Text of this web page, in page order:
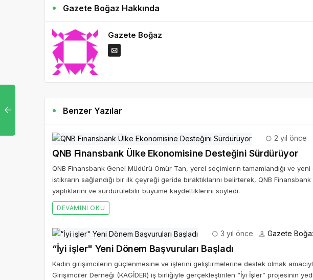
Gazete Boğaz Hakkında
Gazete Boğaz
Benzer Yazılar
2 yıl önce
QNB Finansbank Ülke Ekonomisine Desteğini Sürdürüyor
QNB Finansbank Genel Müdürü Ömür Tan, yerel seçimlerin tamamlandığı ve
istikrarın sağlandığı bir ilk çeyreği geride bıraktıklarını belirterek, QNB
yaptıklarını ve sürdürülebilir büyüme kaydettiklerini söyledi.
DEVAMINI OKU
3 yıl önce Gazete
“İyi işler" Yeni Dönem Başvuruları Başladı
Kadın girişimcilerin güçlenmesine ve işlerini geliştirmelerine destek olmak
Girişimciler Derneği (KAGİDER) iş birliğiyle gerçekleştirilen “İyi İşler” projesinin